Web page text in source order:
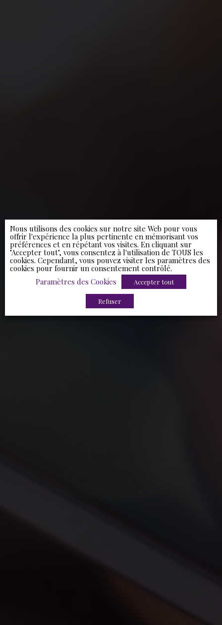
Nous utilisons des cookies sur notre site Web pour vous
offrir l'expérience la plus pertinente en mémorisant vos
préférences et en répétant vos visites. En cliquant sur
"Accepter tout", vous consentez à l'utilisation de TOUS les
cookies. Cependant, vous pouvez visiter les paramètres des
cookies pour fournir un consentement contrôlé.
Paramètres des Cookies
Accepter tout
Refuser